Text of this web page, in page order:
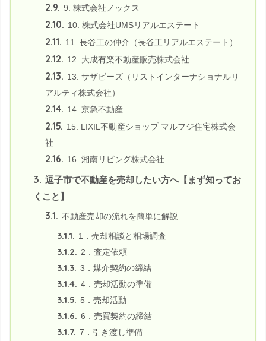
2.9. 9. 株式会社ノックス
2.10. 10. 株式会社UMSリアルエステート
2.11. 11. 長谷工の仲介（長谷工リアルエステート）
2.12. 12. 大成有楽不動産販売株式会社
2.13. 13. サザビーズ（リストインターナショナルリ
アルティ株式会社）
2.14. 14. 京急不動産
2.15. 15. LIXIL不動産ショップ マルフジ住宅株式会
社
2.16. 16. 湘南リビング株式会社
3. 逗子市で不動産を売却したい方へ【まず知ってお
くこと】
3.1. 不動産売却の流れを簡単に解説
3.1.1. 1．売却相談と相場調査
3.1.2. 2．査定依頼
3.1.3. 3．媒介契約の締結
3.1.4. 4．売却活動の準備
3.1.5. 5．売却活動
3.1.6. 6．売買契約の締結
3.1.7. 7．引き渡し準備